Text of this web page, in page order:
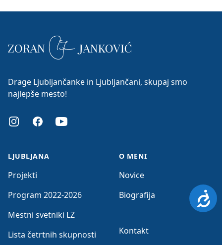
Drage Ljubljančanke in Ljubljančani, skupaj smo
najlepše mesto!
InstagramFacebookYoutube
LJUBLJANA
Projekti
Program 2022-2026
Mestni svetniki LZ
Lista četrtnih skupnosti
O MENI
Novice
Biografija
Kontakt